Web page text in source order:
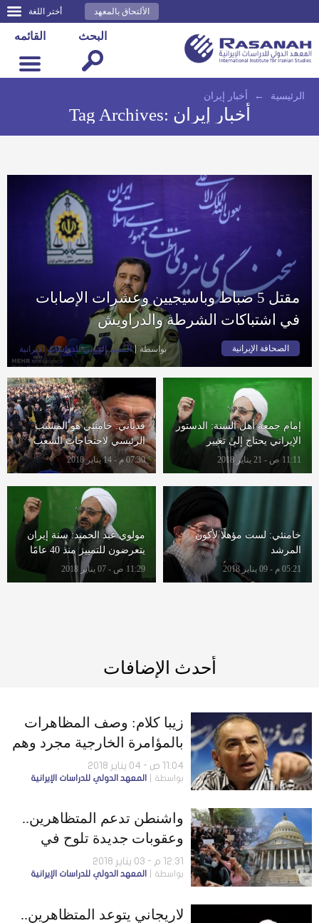
أختر اللغة الألتحاق بالمعهد
القائمه البحث
الرئيسية ← أخبار إيران
Tag Archives: أخبار إيران
مقتل 5 ضباط وباسيجيين وعشرات الإصابات
في اشتباكات الشرطة والدراويش
الصحافة الإيرانية بواسطة المعهد الدولي للدراسات الإيرانية
إمام جمعة أهل السنة: الدستور
الإيراني يحتاج إلى تغيير
11:11 ص - 21 يناير 2018
قدياني: خامنئي هو المسبب
الرئيسي لاحتجاجات الشعب
07:30 م - 14 يناير 2018
خامنئي: لست مؤهلًا لأكون
المرشد
05:21 م - 09 يناير 2018
مولوي عبد الحميد: سنة إيران
يتعرضون للتمييز منذ 40 عامًا
11:29 ص - 07 يناير 2018
أحدث الإضافات
زيبا كلام: وصف المظاهرات
بالمؤامرة الخارجية مجرد وهم
11:04 ص - 04 يناير 2018
بواسطة المعهد الدولي للدراسات الإيرانية
واشنطن تدعم المتظاهرين..
وعقوبات جديدة تلوح في
الأفق
12:31 م - 03 يناير 2018
بواسطة المعهد الدولي للدراسات الإيرانية
لاريجاني يتوعد المتظاهرين..